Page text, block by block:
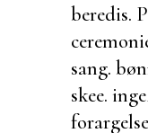
beredis.
sang.
skee. inge